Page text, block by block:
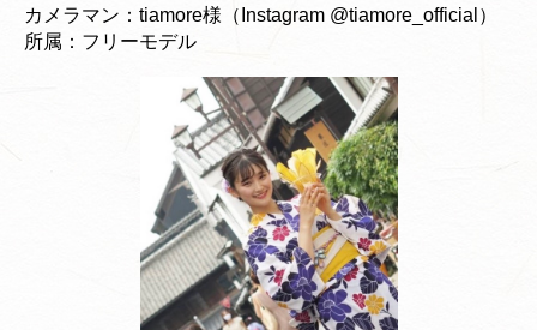
カメラマン：tiamore様（Instagram @tiamore_official）
所属：フリーモデル